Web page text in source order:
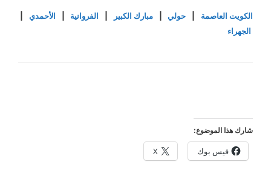
الكويت العاصمة حولي|مبارك الكبير الفروانية الأحمدي
الجهراء
شارك هذا الموضوع:
فيس بوك X